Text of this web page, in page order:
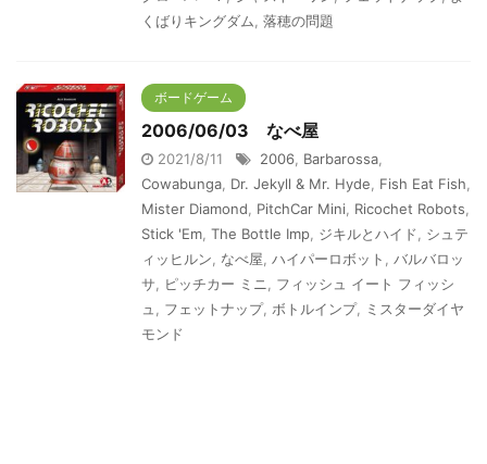
くばりキングダム
落穂の問題
ボードゲーム
2006/06/03 なべ屋
2021/8/11 2006 Barbarossa
Cowabunga Dr. Jekyll & Mr. Hyde Fish Eat Fish
Mister Diamond
PitchCar Mini Ricochet Robots
Stick 'Em The Bottle Imp ジキルとハイド
シュテ
ィッヒルン
なべ屋 ハイパーロボット
バルバロッ
サ
ピッチカー ミニ
フィッシュ イート フィッシ
ュ
フェットナップ, ボトルインプ,
ミスターダイヤ
モンド